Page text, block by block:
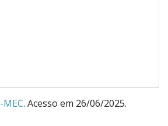
MEC. Acesso em 26/06/2025.